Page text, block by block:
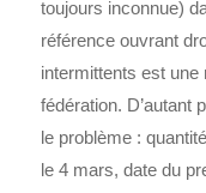
toujours inconnue)
référence ouvrant
intermittents est une
fédération. D’autant
le problème :
le 4 mars, date du